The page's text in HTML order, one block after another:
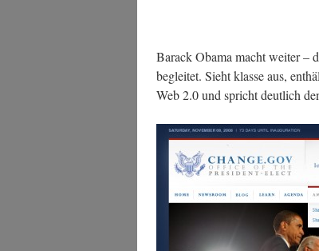
Barack Oba­ma macht wei­ter –
beglei­tet. Sieht klas­se aus,
Web 2.0 und spricht deut­lich